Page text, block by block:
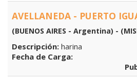
AVELLANEDA - PUERTO
(BUENOS AIRES - Argentina) -
Descripción: harina
Fecha de Carga: